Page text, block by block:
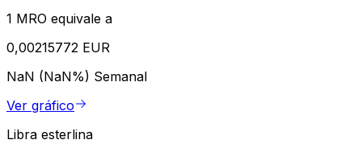
1 MRO equivale a
0,00215772 EUR
NaN (NaN%) Semanal
Ver gráfico
Libra esterlina